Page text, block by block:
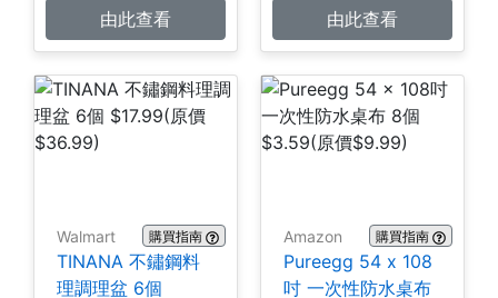
由此查看
由此查看
Walmart 購買指南
TINANA 不鏽鋼料
理調理盆 6個
Amazon 購買指南
Pureegg 54 x 108
吋 一次性防水桌布